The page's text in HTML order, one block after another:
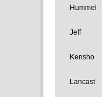
Hummel
Jeff
Kensho
Lancast